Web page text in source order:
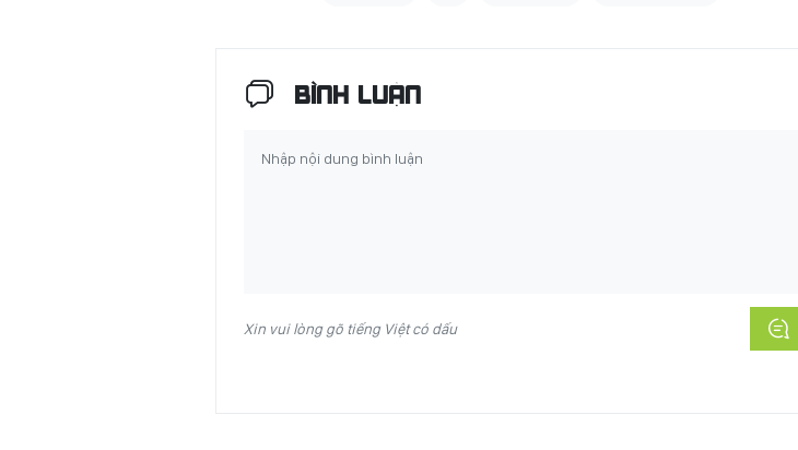
BÌNH LUẬN
Xin vui lòng gõ tiếng Việt có dấu